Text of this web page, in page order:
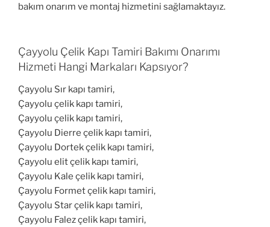
bakım onarım ve montaj hizmetini sağlamaktayız.
Çayyolu Çelik Kapı Tamiri Bakımı Onarımı
Hizmeti Hangi Markaları Kapsıyor?
Çayyolu Sır kapı tamiri,
Çayyolu çelik kapı tamiri,
Çayyolu çelik kapı tamiri,
Çayyolu Dierre çelik kapı tamiri,
Çayyolu Dortek çelik kapı tamiri,
Çayyolu elit çelik kapı tamiri,
Çayyolu Kale çelik kapı tamiri,
Çayyolu Formet çelik kapı tamiri,
Çayyolu Star çelik kapı tamiri,
Çayyolu Falez çelik kapı tamiri,